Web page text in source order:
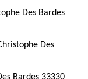
Des Bardes
Des